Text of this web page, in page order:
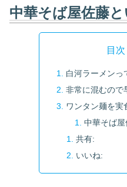
中華そば屋佐藤
目次
白河ラーメンっ
非常に混むので
ワンタン麺を実
中華そば
共有:
いいね: